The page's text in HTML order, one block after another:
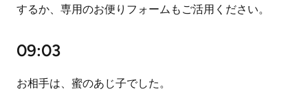
するか、専用のお便りフォームもご活用ください。
09:03
お相手は、蜜のあじ子でした。